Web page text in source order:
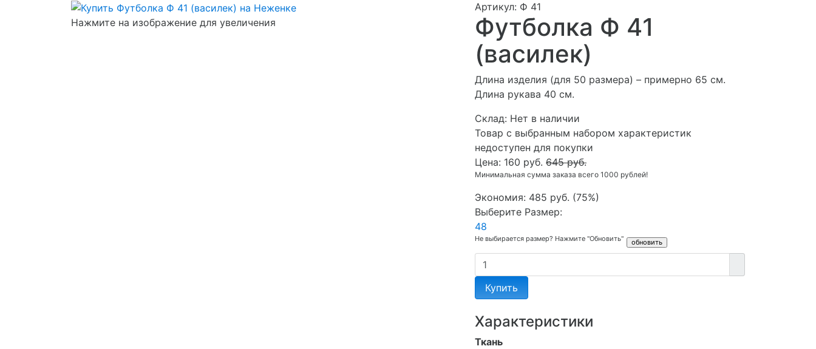
Нажмите на изображение для увеличения
Артикул: Ф 41
Футболка Ф 41
(василек)
Длина изделия (для 50 размера) – примерно 65 см.
Длина рукава 40 см.
Cклад: Нет в наличии
Товар с выбранным набором характеристик
недоступен для покупки
Цена: 160 руб. 645 руб.
Минимальная сумма заказа всего 1000 рублей!
Экономия: 485 руб. (75%)
Выберите Размер:
48
Не выбирается размер? Нажмите "Обновить"
Купить
Характеристики
Ткань